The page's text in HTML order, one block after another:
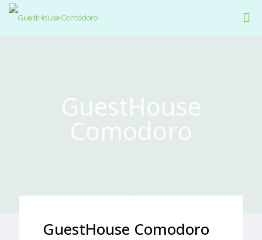
GuestHouse
Comodoro
GuestHouse Comodoro